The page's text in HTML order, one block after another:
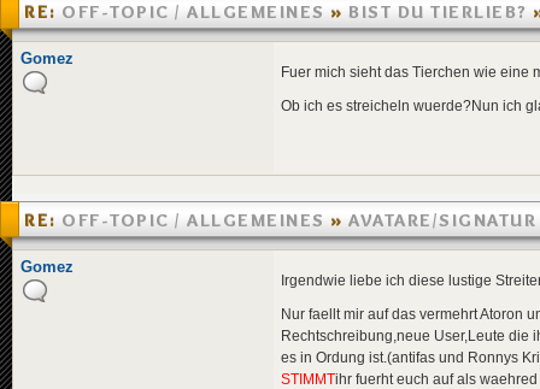
RE: OFF-TOPIC / ALLGEMEINES » BIST DU TIERLIEB?
21:22
Gomez
Fuer mich sieht das Tierchen wie eine
Ob ich es streicheln wuerde?Nun ich
RE: OFF-TOPIC / ALLGEMEINES » AVATARE/
»10.08.2005 01:27
Gomez
Irgendwie liebe ich diese lustige
Nur faellt mir auf das vermehrt Atoron
Rechtschreibung,neue User,Leute die
es in Ordung ist.(antifas und Ronnys
STIMMTihr fuerht euch auf als